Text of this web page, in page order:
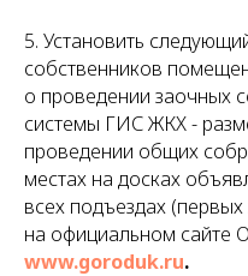
5. Установить
собственников
о проведении заочных
системы ГИС ЖКХ -
проведении общих
местах на досках
всех подъездах
на официальном сайте
www.goroduk.ru.